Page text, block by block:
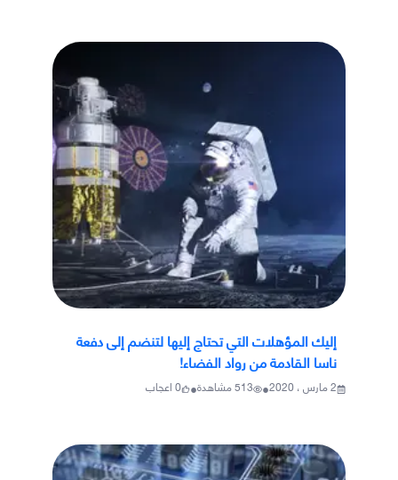
إليك المؤهلات التي تحتاج إليها لتنضم إلى دفعة
ناسا القادمة من رواد الفضاء!
2 مارس ، 2020 •
513مشاهدة•
0اعجاب